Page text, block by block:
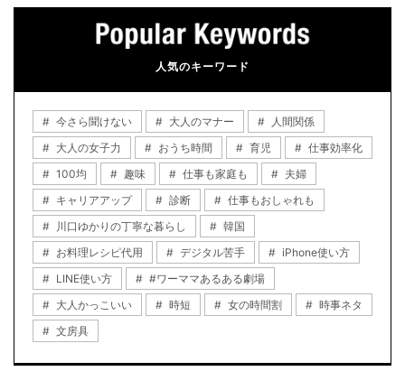
人気のキーワード
今さら聞けない 大人のマナー
人間関係
大人の女子力
おうち時間 育児
仕事効率化
100均
趣味 仕事も家庭も
夫婦
キャリアアップ
診断
仕事もおしゃれも
川口ゆかりの丁寧な暮らし
韓国
お料理レシピ代用
デジタル苦手
iPhone使い方
LINE使い方
#ワーママあるある劇場
大人かっこいい
時短 女の時間割
時事ネタ
文房具